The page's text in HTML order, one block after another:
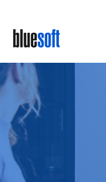
main
content